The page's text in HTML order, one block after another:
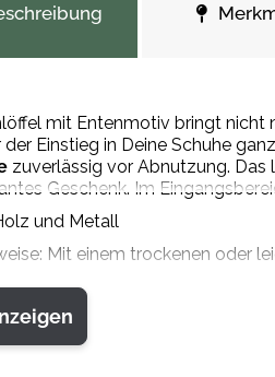
mit Entenmotiv bringt nicht
Einstieg in Deine Schuhe ganz
zuverlässig vor Abnutzung.
Geschenk. Im
und Metall
Mit einem trockenen oder